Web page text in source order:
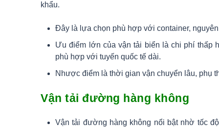
khẩu.
Đây là lựa chọn phù hợp với container,
Ưu điểm lớn của vận tải biển là chi phí thấp
phù hợp với tuyến quốc tế dài.
Nhược điểm là thời gian vận chuyển lâu, phụ
Vận tải đường hàng không
Vận tải đường hàng không nổi bật nhờ tốc